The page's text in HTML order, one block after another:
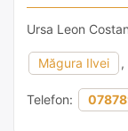
Ursa Leon
Măgura Ilvei ,
Telefon: